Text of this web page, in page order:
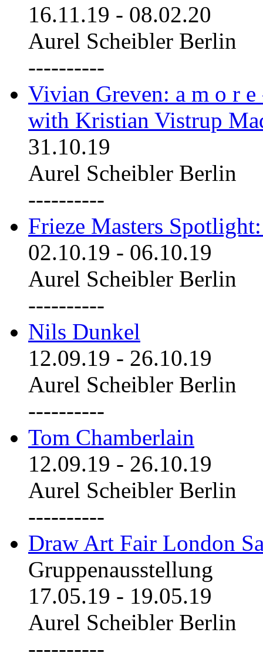
16.11.19 - 08.02.20
Aurel Scheibler Berlin
----------
Vivian Greven: a m o r
with Kristian Vistrup
31.10.19
Aurel Scheibler Berlin
----------
Frieze Masters
02.10.19 - 06.10.19
Aurel Scheibler Berlin
----------
Nils Dunkel
12.09.19 - 26.10.19
Aurel Scheibler Berlin
----------
Tom Chamberlain
12.09.19 - 26.10.19
Aurel Scheibler Berlin
----------
Draw Art Fair London
Gruppenausstellung
17.05.19 - 19.05.19
Aurel Scheibler Berlin
----------